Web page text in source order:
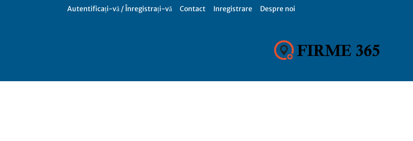
Autentificați-vă / Înregistrați-vă Contact Inregistrare Despre noi